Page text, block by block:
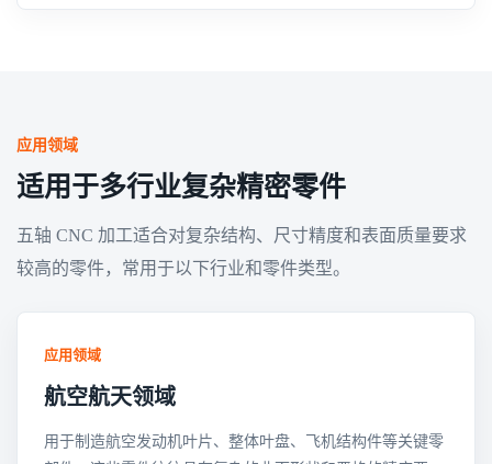
应用领域
适用于多行业复杂精密零件
五轴 CNC 加工适合对复杂结构、尺寸精度和表面质量要求
较高的零件，常用于以下行业和零件类型。
应用领域
航空航天领域
用于制造航空发动机叶片、整体叶盘、飞机结构件等关键零